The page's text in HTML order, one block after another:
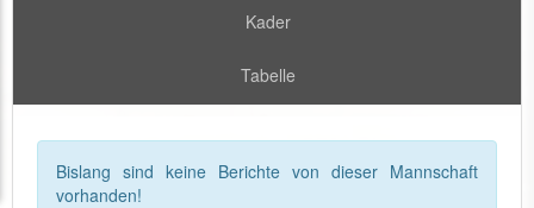
Kader
Tabelle
Bislang sind keine Berichte von dieser Mannschaft
vorhanden!